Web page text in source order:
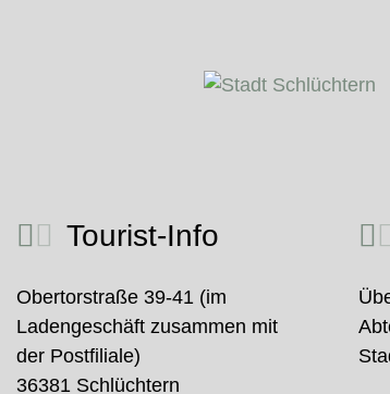
Tourist-Info
Obertorstraße 39-41 (im
Ladengeschäft zusammen mit
der Postfiliale)
36381 Schlüchtern